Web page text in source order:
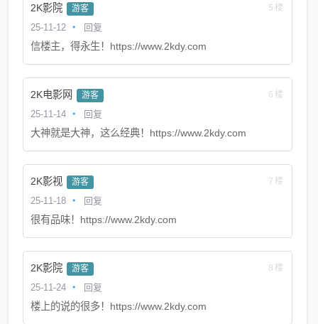
2K影院 游客 5楼
25-11-12 回复
信楼主，得永生！https://www.2kdy.com
2K电影网 游客 6楼
25-11-14 回复
大神就是大神，这么经典！https://www.2kdy.com
2K影视 游客 7楼
25-11-18 回复
很有品味！https://www.2kdy.com
2K影院 游客 8楼
25-11-24 回复
楼上的说的很多！https://www.2kdy.com